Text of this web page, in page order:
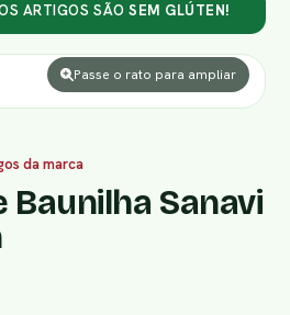
ARTIGOS SÃO SEM GLÚTEN!
Passe o rato para ampliar
da marca
Baunilha Sanavi